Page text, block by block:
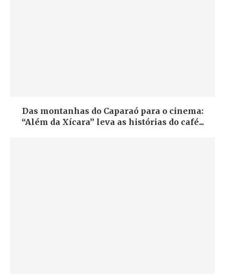
Das montanhas do Caparaó para o cinema:
“Além da Xícara” leva as histórias do café...